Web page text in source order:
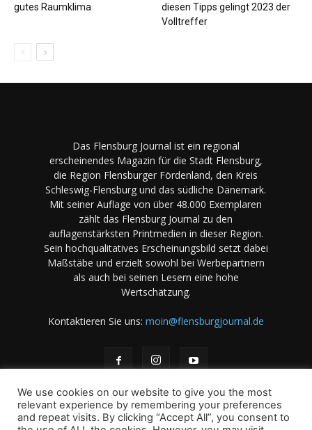
gutes Raumklima
diesen Tipps gelingt 2023 der
Volltreffer
Das Flensburg Journal ist ein regional
erscheinendes Magazin für die Stadt Flensburg,
die Region Flensburger Fördenland, den Kreis
Schleswig-Flensburg und das südliche Dänemark.
Mit seiner Auflage von über 48.000 Exemplaren
zählt das Flensburg Journal zu den
auflagenstärksten Printmedien in dieser Region.
Sein hochqualitatives Erscheinungsbild setzt dabei
Maßstäbe und erzielt sowohl bei Werbepartnern
als auch bei seinen Lesern eine hohe
Wertschätzung.
Kontaktieren Sie uns: moin@flensburgjournal.de
We use cookies on our website to give you the most
relevant experience by remembering your preferences
and repeat visits. By clicking “Accept All”, you consent to